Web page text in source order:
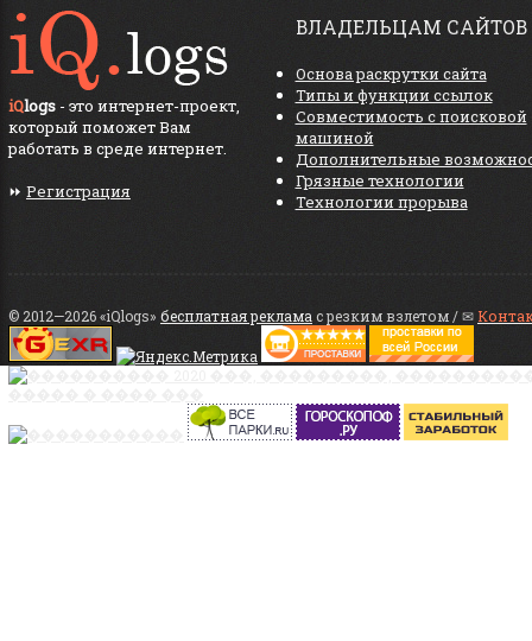
iQlogs - это интернет-проект,
который поможет Вам
работать в среде интернет.
⏩ Регистрация
ВЛАДЕЛЬЦАМ САЙТОВ
Основа раскрутки сайта
Типы и функции ссылок
Совместимость с поисковой
машиной
Дополнительные
Грязные технологии
Технологии прорыва
© 2012—2026 «iQlogs» бесплатная реклама с резким взлетом / ✉